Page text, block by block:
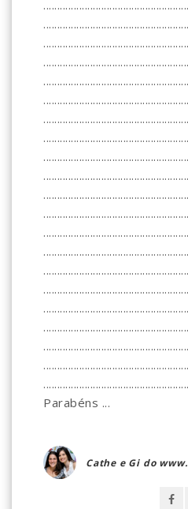
Parabéns ...
Cathe e Gi do